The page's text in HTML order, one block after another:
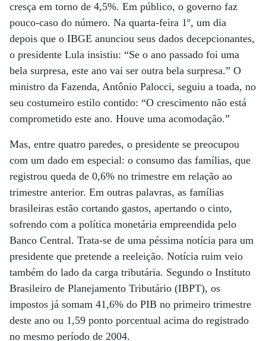
cresça em torno de 4,5%. Em público, o governo faz
pouco-caso do número. Na quarta-feira 1º, um dia
depois que o IBGE anunciou seus dados decepcionantes,
o presidente Lula insistiu: “Se o ano passado foi uma
bela surpresa, este ano vai ser outra bela surpresa.” O
ministro da Fazenda, Antônio Palocci, seguiu a toada, no
seu costumeiro estilo contido: “O crescimento não está
comprometido este ano. Houve uma acomodação.”
Mas, entre quatro paredes, o presidente se preocupou
com um dado em especial: o consumo das famílias, que
registrou queda de 0,6% no trimestre em relação ao
trimestre anterior. Em outras palavras, as famílias
brasileiras estão cortando gastos, apertando o cinto,
sofrendo com a política monetária empreendida pelo
Banco Central. Trata-se de uma péssima notícia para um
presidente que pretende a reeleição. Notícia ruim veio
também do lado da carga tributária. Segundo o Instituto
Brasileiro de Planejamento Tributário (IBPT), os
impostos já somam 41,6% do PIB no primeiro trimestre
deste ano ou 1,59 ponto porcentual acima do registrado
no mesmo período de 2004.